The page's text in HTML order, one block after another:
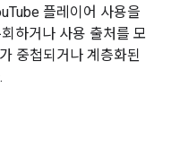
플레이어 사용을
하거나 사용 출처를 모
중첩되거나 계층화된